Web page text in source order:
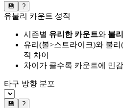
💾 ?
유불리 카운트 성적
시즌별 유리한 카운트와 불
유리(볼>스트라이크)와 불
적 차이
차이가 클수록 카운트에 민
타구 방향 분포
💾 ?